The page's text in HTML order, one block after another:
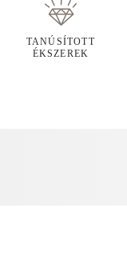
TANÚSÍTOTT
ÉKSZEREK